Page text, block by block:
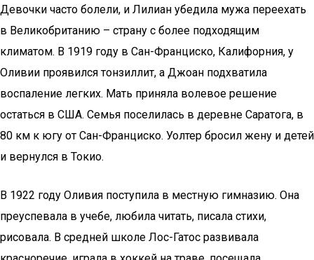
Девочки часто болели, и Лилиан убедила мужа переехать
в Великобританию – страну с более подходящим
климатом. В 1919 году в Сан-Франциско, Калифорния, у
Оливии проявился тонзиллит, а Джоан подхватила
воспаление легких. Мать приняла волевое решение
остаться в США. Семья поселилась в деревне Саратога, в
80 км к югу от Сан-Франциско. Уолтер бросил жену и детей
и вернулся в Токио.
В 1922 году Оливия поступила в местную гимназию. Она
преуспевала в учебе, любила читать, писала стихи,
рисовала. В средней школе Лос-Гатос развивала